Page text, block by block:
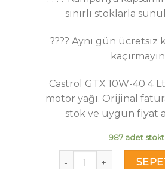
sınırlı stoklarla
???? Aynı gün ücretsiz
Castrol GTX 10W-40 4
motor yağı. Orijinal
stok ve uygun fiyat
987 adet
Castrol GTX 10W-40 4